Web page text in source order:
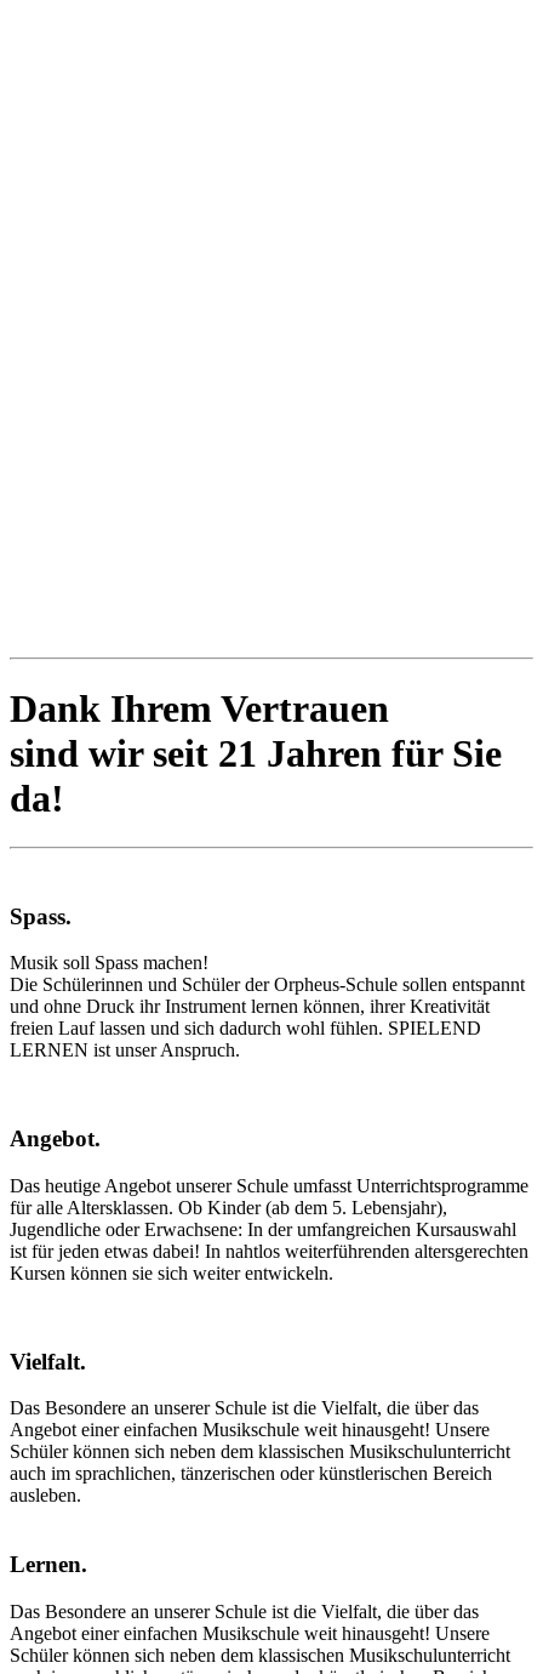
Dank Ihrem Vertrauen
sind wir seit 21 Jahren für Sie
da!
Spass.
Musik soll Spass machen!
Die Schülerinnen und Schüler der Orpheus-Schule sollen entspannt
und ohne Druck ihr Instrument lernen können, ihrer Kreativität
freien Lauf lassen und sich dadurch wohl fühlen. SPIELEND
LERNEN ist unser Anspruch.
Angebot.
Das heutige Angebot unserer Schule umfasst Unterrichtsprogramme
für alle Altersklassen. Ob Kinder (ab dem 5. Lebensjahr),
Jugendliche oder Erwachsene: In der umfangreichen Kursauswahl
ist für jeden etwas dabei! In nahtlos weiterführenden altersgerechten
Kursen können sie sich weiter entwickeln.
Vielfalt.
Das Besondere an unserer Schule ist die Vielfalt, die über das
Angebot einer einfachen Musikschule weit hinausgeht! Unsere
Schüler können sich neben dem klassischen Musikschulunterricht
auch im sprachlichen, tänzerischen oder künstlerischen Bereich
ausleben.
Lernen.
Das Besondere an unserer Schule ist die Vielfalt, die über das
Angebot einer einfachen Musikschule weit hinausgeht! Unsere
Schüler können sich neben dem klassischen Musikschulunterricht